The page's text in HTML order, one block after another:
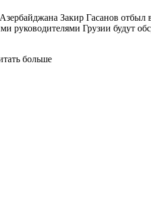
Закир Гасанов
руководителями Грузии будут
больше